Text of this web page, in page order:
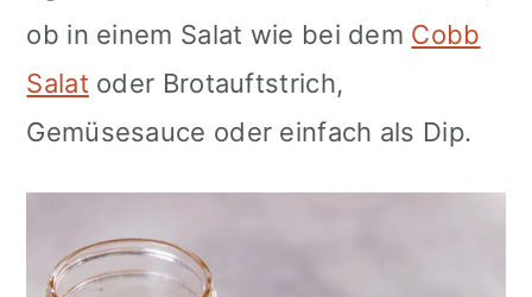
ob in einem Salat wie bei dem Cobb
Salat oder Brotauftstrich,
Gemüsesauce oder einfach als Dip.